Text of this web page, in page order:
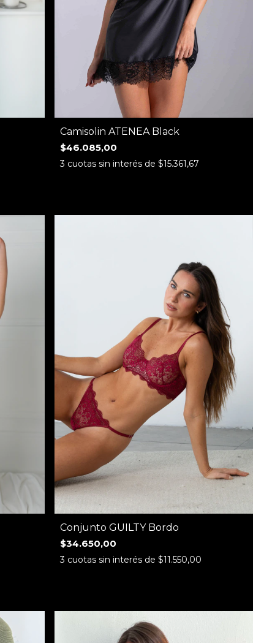
Camisolin ATENEA Black
$46.085,00
3 cuotas sin interés de$15.361,67
Conjunto GUILTY Bordo
$34.650,00
3 cuotas sin interés de$11.550,00